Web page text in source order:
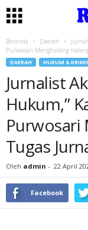
Beranda Daerah
Purwosari Menghalang
DAERAH HUKUM &
Jurnalist
Hukum,”
Purwosari
Tugas
Oleh admin - 22 April
Facebook